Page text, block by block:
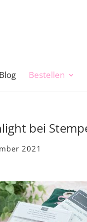
Blog Bestellen
bei
2021